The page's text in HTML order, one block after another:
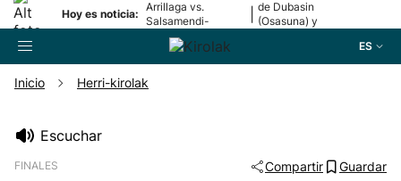
Hoy es noticia:
Arrillaga vs.
Salsamendi-
Bergara y Erasun
vs. Gaminde
de Dubasin
(Osasuna) y
ES
Inicio Herri-kirolak
Escuchar
FINALES Compartir Guardar